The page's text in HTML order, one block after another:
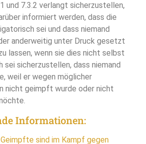
und 7.3.2 verlangt sicherzustellen,
informiert werden, dass die
sei und dass niemand
anderweitig unter Druck gesetzt
lassen, wenn sie dies nicht selbst
sei sicherzustellen, dass niemand
weil er wegen möglicher
nicht geimpft wurde oder nicht
Informationen:
sind im Kampf gegen